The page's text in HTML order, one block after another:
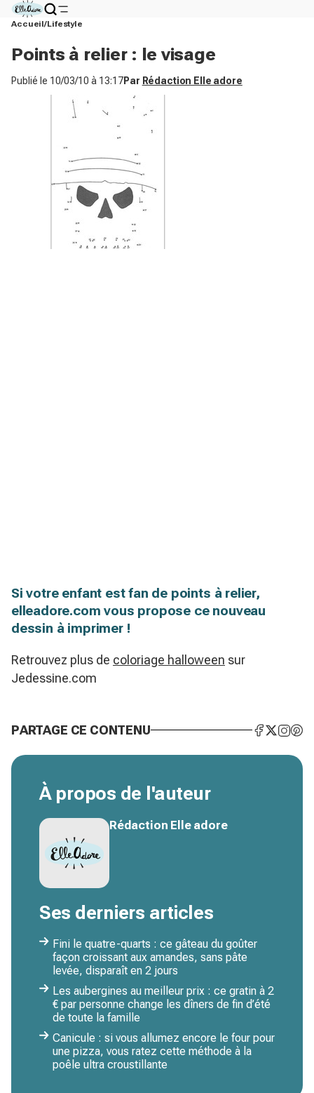
Accueil Lifestyle
Points à relier : le visage
Publié le 10/03/10 à 13:17Par Rédaction Elle adore
Si votre enfant est fan de points à relier,
elleadore.com vous propose ce nouveau
dessin à imprimer !
Retrouvez plus de coloriage halloween sur
Jedessine.com
PARTAGE CE CONTENU
À propos de l'auteur
Rédaction Elle adore
Ses derniers articles
Fini le quatre-quarts : ce gâteau du goûter
façon croissant aux amandes, sans pâte
levée, disparaît en 2 jours
Les aubergines au meilleur prix : ce gratin à 2
€ par personne change les dîners de fin d’été
de toute la famille
Canicule : si vous allumez encore le four pour
une pizza, vous ratez cette méthode à la
poêle ultra croustillante